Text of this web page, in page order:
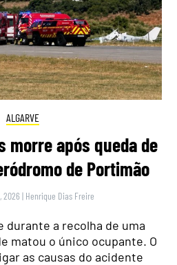
ALGARVE
morre após queda de
de Portimão
2026 | Henrique Dias Freire
durante a recolha de uma
matou o único ocupante. O
as causas do acidente